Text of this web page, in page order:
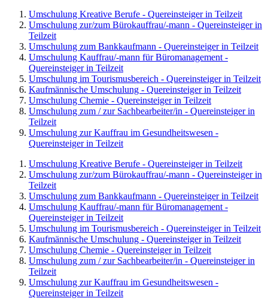
Umschulung Kreative Berufe - Quereinsteiger in Teilzeit
Umschulung zur/zum Bürokauffrau/-mann - Quereinsteiger in
Teilzeit
Umschulung zum Bankkaufmann - Quereinsteiger in Teilzeit
Umschulung Kauffrau/-mann für Büromanagement -
Quereinsteiger in Teilzeit
Umschulung im Tourismusbereich - Quereinsteiger in Teilzeit
Kaufmännische Umschulung - Quereinsteiger in Teilzeit
Umschulung Chemie - Quereinsteiger in Teilzeit
Umschulung zum / zur Sachbearbeiter/in - Quereinsteiger in
Teilzeit
Umschulung zur Kauffrau im Gesundheitswesen -
Quereinsteiger in Teilzeit
Umschulung Kreative Berufe - Quereinsteiger in Teilzeit
Umschulung zur/zum Bürokauffrau/-mann - Quereinsteiger in
Teilzeit
Umschulung zum Bankkaufmann - Quereinsteiger in Teilzeit
Umschulung Kauffrau/-mann für Büromanagement -
Quereinsteiger in Teilzeit
Umschulung im Tourismusbereich - Quereinsteiger in Teilzeit
Kaufmännische Umschulung - Quereinsteiger in Teilzeit
Umschulung Chemie - Quereinsteiger in Teilzeit
Umschulung zum / zur Sachbearbeiter/in - Quereinsteiger in
Teilzeit
Umschulung zur Kauffrau im Gesundheitswesen -
Quereinsteiger in Teilzeit